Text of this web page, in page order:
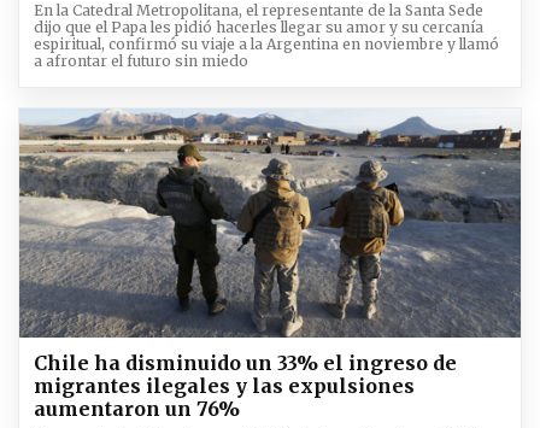
En la Catedral Metropolitana, el representante de la Santa Sede
dijo que el Papa les pidió hacerles llegar su amor y su cercanía
espiritual, confirmó su viaje a la Argentina en noviembre y llamó
a afrontar el futuro sin miedo
Chile ha disminuido un 33% el ingreso de
migrantes ilegales y las expulsiones
aumentaron un 76%